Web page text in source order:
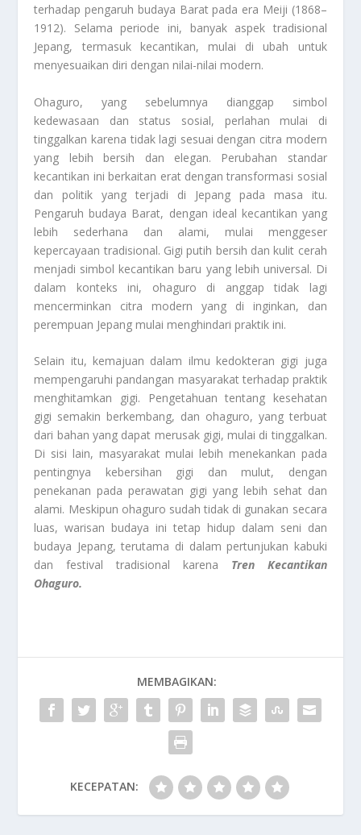
terhadap pengaruh budaya Barat pada era Meiji (1868–
1912). Selama periode ini, banyak aspek tradisional
Jepang, termasuk kecantikan, mulai di ubah untuk
menyesuaikan diri dengan nilai-nilai modern.
Ohaguro, yang sebelumnya dianggap simbol
kedewasaan dan status sosial, perlahan mulai di
tinggalkan karena tidak lagi sesuai dengan citra modern
yang lebih bersih dan elegan. Perubahan standar
kecantikan ini berkaitan erat dengan transformasi sosial
dan politik yang terjadi di Jepang pada masa itu.
Pengaruh budaya Barat, dengan ideal kecantikan yang
lebih sederhana dan alami, mulai menggeser
kepercayaan tradisional. Gigi putih bersih dan kulit cerah
menjadi simbol kecantikan baru yang lebih universal. Di
dalam konteks ini, ohaguro di anggap tidak lagi
mencerminkan citra modern yang di inginkan, dan
perempuan Jepang mulai menghindari praktik ini.
Selain itu, kemajuan dalam ilmu kedokteran gigi juga
mempengaruhi pandangan masyarakat terhadap praktik
menghitamkan gigi. Pengetahuan tentang kesehatan
gigi semakin berkembang, dan ohaguro, yang terbuat
dari bahan yang dapat merusak gigi, mulai di tinggalkan.
Di sisi lain, masyarakat mulai lebih menekankan pada
pentingnya kebersihan gigi dan mulut, dengan
penekanan pada perawatan gigi yang lebih sehat dan
alami. Meskipun ohaguro sudah tidak di gunakan secara
luas, warisan budaya ini tetap hidup dalam seni dan
budaya Jepang, terutama di dalam pertunjukan kabuki
dan festival tradisional karena Tren Kecantikan
Ohaguro.
MEMBAGIKAN:
KECEPATAN: